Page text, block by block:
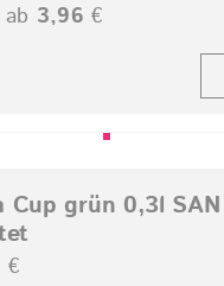
3,96 €
Cup grün 0,3l SAN
€